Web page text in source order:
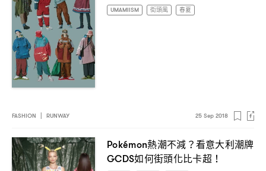
UMAMIISM 街頭風 春夏
FASHION RUNWAY 25 Sep 2018
Pokémon熱潮不減 ？看意大利潮牌
GCDS如何街頭化比卡超！